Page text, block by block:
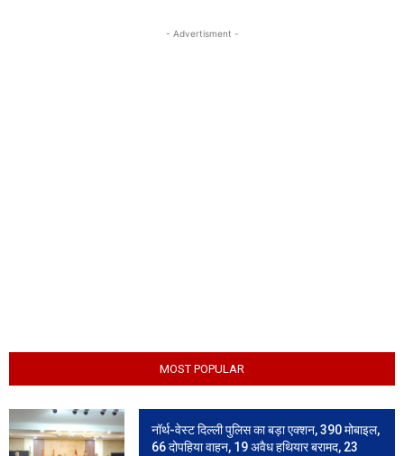
- Advertisment -
MOST POPULAR
नॉर्थ-वेस्ट दिल्ली पुलिस का बड़ा एक्शन, 390 मोबाइल,
66 दोपहिया वाहन, 19 अवैध हथियार बरामद, 23